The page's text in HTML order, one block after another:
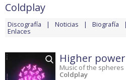
Coldplay
Discografía Noticias Biografía
Enlaces
Higher power
Music of the spheres
Coldplay